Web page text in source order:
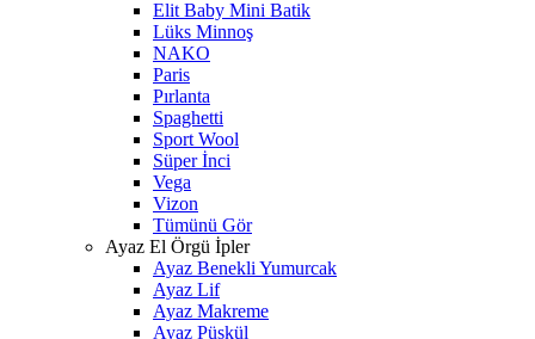
Elit Baby Mini Batik
Lüks Minnoş
NAKO
Paris
Pırlanta
Spaghetti
Sport Wool
Süper İnci
Vega
Vizon
Tümünü Gör
Ayaz El Örgü İpler
Ayaz Benekli Yumurcak
Ayaz Lif
Ayaz Makreme
Ayaz Püskül